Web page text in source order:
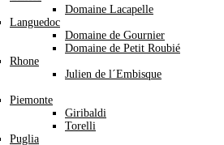
Domaine Lacapelle
Languedoc
Domaine de Gournier
Domaine de Petit Roubié
Rhone
Julien de l´Embisque
Piemonte
Giribaldi
Torelli
Puglia